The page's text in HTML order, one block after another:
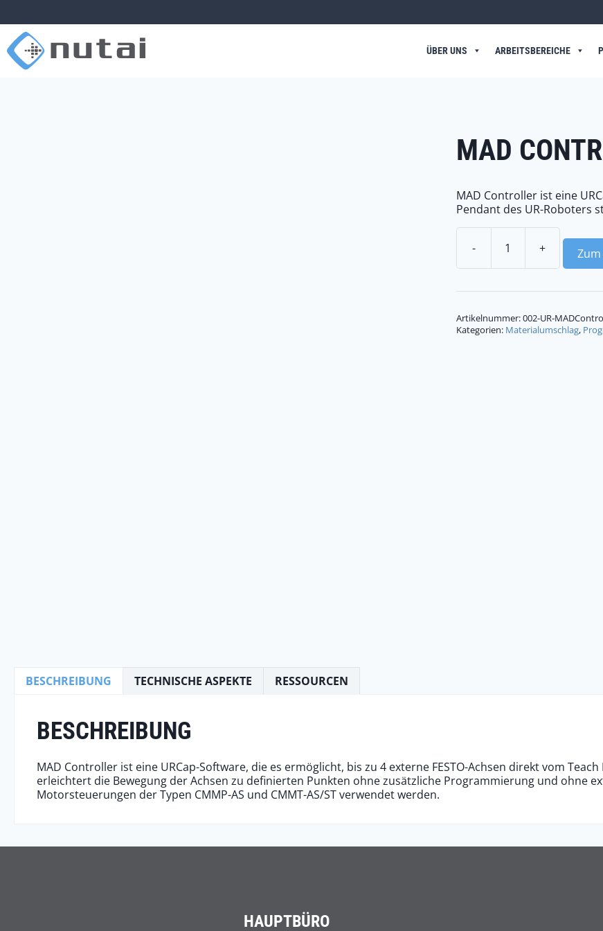
ÜBER UNS ARBEITSBEREICHE
MAD
MAD Controller ist eine
Pendant des UR-Roboters
- +
Artikelnummer:002-UR-
Kategorien: Materialumschlag,
BESCHREIBUNG TECHNISCHE ASPEKTE RESSOURCEN
BESCHREIBUNG
MAD Controller ist eine URCap-Software, die es ermöglicht, bis zu 4 externe FESTO-Achsen direkt vom
erleichtert die Bewegung der Achsen zu definierten Punkten ohne zusätzliche Programmierung und ohne
Motorsteuerungen der Typen CMMP-AS und CMMT-AS/ST verwendet werden.
HAUPTBÜRO